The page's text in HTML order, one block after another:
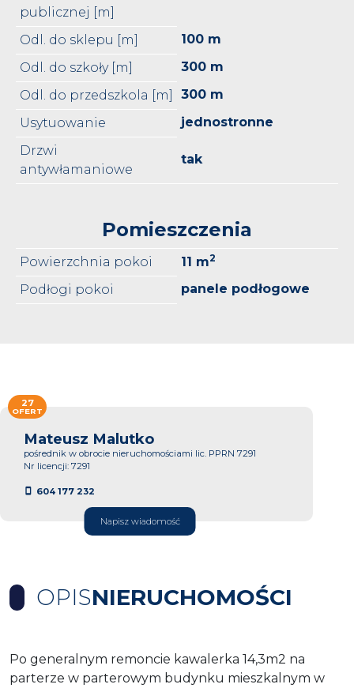
publicznej [m]
Odl. do sklepu [m]
100 m
Odl. do szkoły [m]
300 m
Odl. do przedszkola [m]
300 m
Usytuowanie
jednostronne
Drzwi
antywłamaniowe
tak
Pomieszczenia
Powierzchnia pokoi 11 m2
Podłogi pokoi panele podłogowe
Mateusz Malutko
pośrednik w obrocie nieruchomościami lic. PPRN 7291
Nr licencji: 7291
604 177 232
Napisz wiadomość
27
OFERT
OPISNIERUCHOMOŚCI
Po generalnym remoncie kawalerka 14,3m2 na
parterze w parterowym budynku mieszkalnym w